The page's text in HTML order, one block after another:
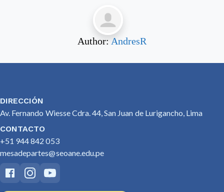
Author: AndresR
DIRECCIÓN
Av. Fernando Wiesse Cdra. 44, San Juan de Lurigancho, Lima
CONTACTO
+51 944 842 053
mesadepartes@seoane.edu.pe